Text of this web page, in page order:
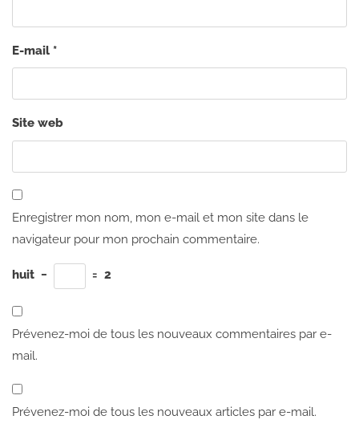
E-mail *
Site web
Enregistrer mon nom, mon e-mail et mon site dans le
navigateur pour mon prochain commentaire.
huit − = 2
Prévenez-moi de tous les nouveaux commentaires par e-
mail.
Prévenez-moi de tous les nouveaux articles par e-mail.